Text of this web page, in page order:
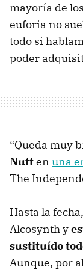
mayoría de
euforia no
todo si
poder
“Queda muy
Nutten una
The
Hasta la
Alcosynth y
sustituído
Aunque, por